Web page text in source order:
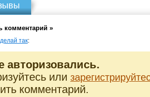
комментарий »
так:
авторизовались.
или
комментарий.